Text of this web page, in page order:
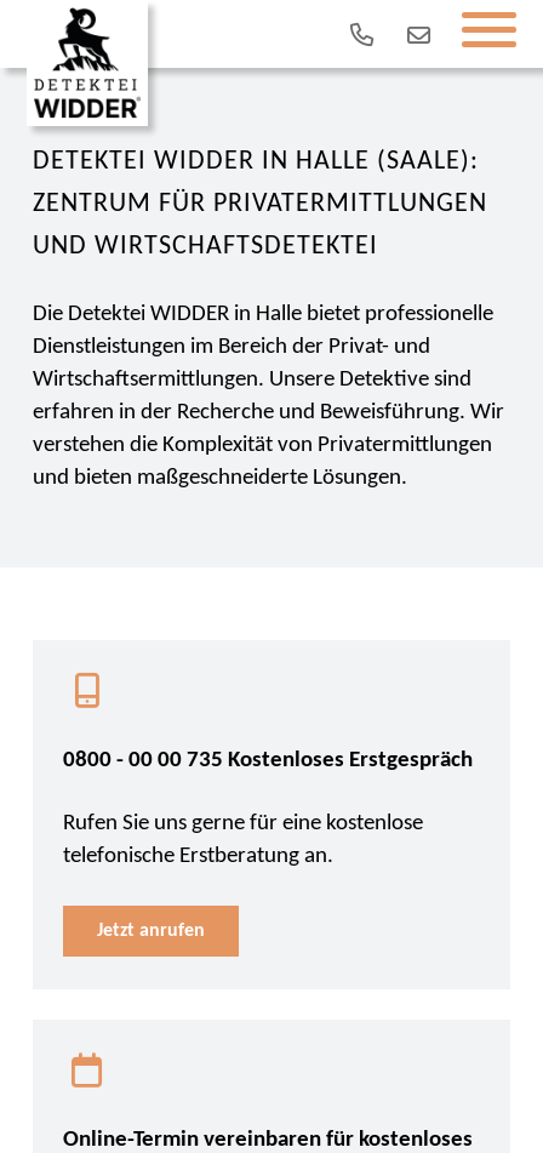
DETEKTEI WIDDER IN HALLE (SAALE):
ZENTRUM FÜR PRIVATERMITTLUNGEN
UND WIRTSCHAFTSDETEKTEI
Die Detektei WIDDER in Halle bietet professionelle
Dienstleistungen im Bereich der Privat- und
Wirtschaftsermittlungen. Unsere Detektive sind
erfahren in der Recherche und Beweisführung. Wir
verstehen die Komplexität von Privatermittlungen
und bieten maßgeschneiderte Lösungen.
0800 - 00 00 735 Kostenloses Erstgespräch
Rufen Sie uns gerne für eine kostenlose
telefonische Erstberatung an.
Jetzt anrufen
Online-Termin vereinbaren für kostenloses